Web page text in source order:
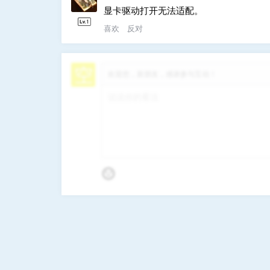
显卡驱动打开无法适配。
喜欢 反对